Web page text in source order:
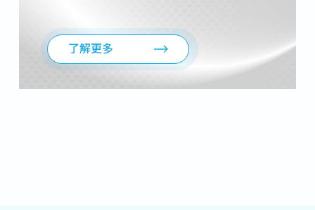
01/Aug/2026 最新消息
深化台德學術合作：台灣綜合大學
系統與德國九大工業大學聯盟攜手
了解更多
了解更多
作備忘錄續簽
了解更多
了解更多
了解更多
了解更多
了解更多
了解更多
了解更多
了解更多